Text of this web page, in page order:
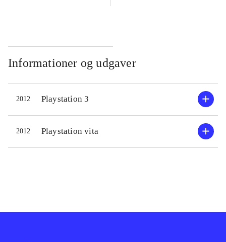
Informationer og udgaver
2012 Playstation 3
2012 Playstation vita